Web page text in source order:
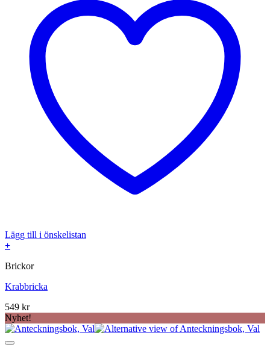
Lägg till i önskelistan
+
Brickor
Krabbricka
549 kr
Nyhet!